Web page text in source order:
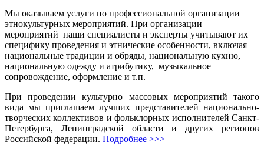
Мы оказываем услуги по профессиональной организации
этнокультурных мероприятий. При организации
мероприятий наши специалисты и эксперты учитывают их
специфику проведения и этнические особенности, включая
национальные традиции и обряды, национальную кухню,
национальную одежду и атрибутику, музыкальное
сопровождение, оформление и т.п.
При проведении культурно массовых мероприятий такого
вида мы приглашаем лучших представителей национально-
творческих коллективов и фольклорных исполнителей Санкт-
Петербурга, Ленинградской области и других регионов
Российской федерации. Подробнее >>>